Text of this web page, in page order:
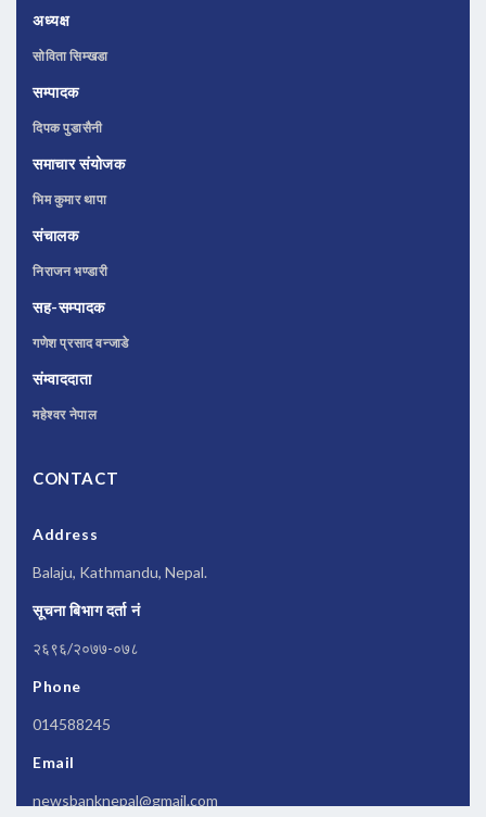
अध्यक्ष
सोविता सिम्खडा
सम्पादक
दिपक पुडासैनी
समाचार संयोजक
भिम कुमार थापा
संचालक
निराजन भण्डारी
सह-सम्पादक
गणेश प्रसाद वन्जाडे
संम्वाददाता
महेश्वर नेपाल
CONTACT
Address
Balaju, Kathmandu, Nepal.
सूचना बिभाग दर्ता नं
२६९६/२०७७-०७८
Phone
014588245
Email
newsbanknepal@gmail.com